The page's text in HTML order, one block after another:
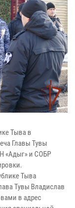
Тыва в
Главы Тувы
«Адыг» и СОБР
Тыва
Тувы Владислав
в адрес